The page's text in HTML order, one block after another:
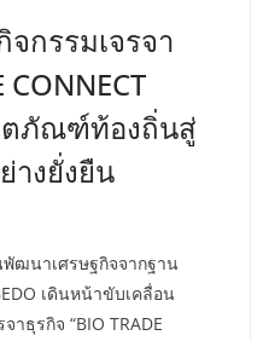
กรรมเจรจา
CONNECT
ตภัณฑ์ท้องถิ่นสู่
างยั่งยืน
ฒนาเศรษฐกิจจากฐาน
เดินหน้าขับเคลื่อน
าธุรกิจ “BIO TRADE